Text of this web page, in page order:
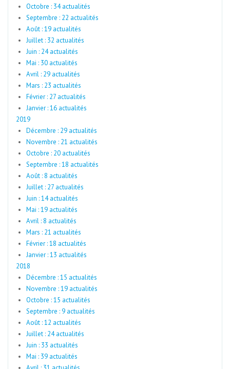
Octobre : 34 actualités
Septembre : 22 actualités
Août : 19 actualités
Juillet : 32 actualités
Juin : 24 actualités
Mai : 30 actualités
Avril : 29 actualités
Mars : 23 actualités
Février : 27 actualités
Janvier : 16 actualités
2019
Décembre : 29 actualités
Novembre : 21 actualités
Octobre : 20 actualités
Septembre : 18 actualités
Août : 8 actualités
Juillet : 27 actualités
Juin : 14 actualités
Mai : 19 actualités
Avril : 8 actualités
Mars : 21 actualités
Février : 18 actualités
Janvier : 13 actualités
2018
Décembre : 15 actualités
Novembre : 19 actualités
Octobre : 15 actualités
Septembre : 9 actualités
Août : 12 actualités
Juillet : 24 actualités
Juin : 33 actualités
Mai : 39 actualités